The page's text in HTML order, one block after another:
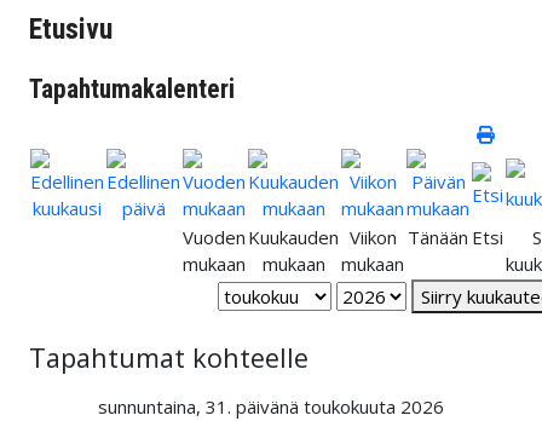
Etusivu
Tapahtumakalenteri
Vuoden
mukaan
Kuukauden
mukaan
Viikon
mukaan
Tänään Etsi
Siirry
Tapahtumat kohteelle
sunnuntaina, 31. päivänä toukokuuta 2026